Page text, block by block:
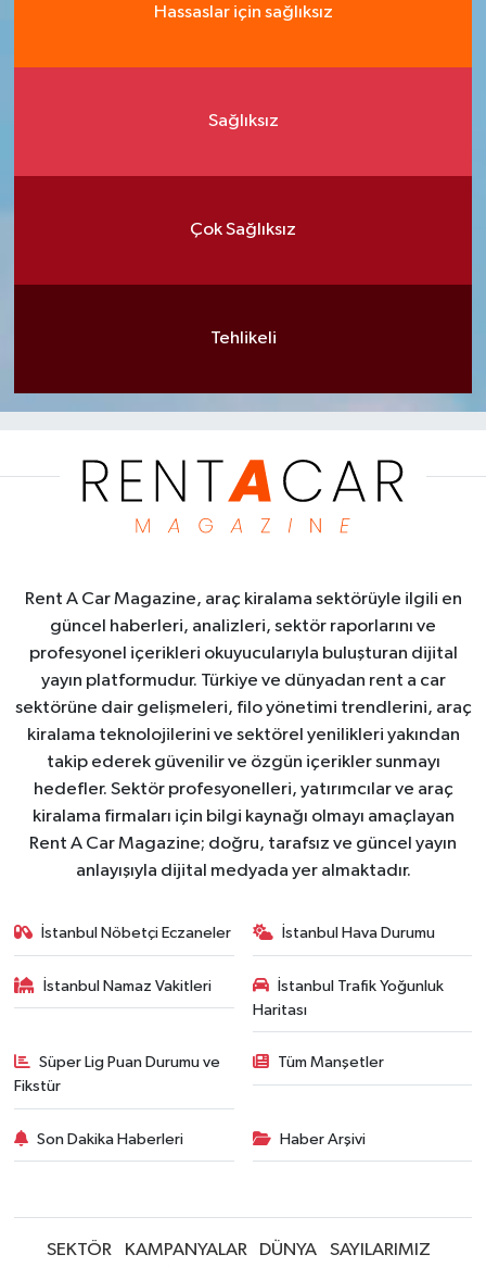
Hassaslar için sağlıksız
Sağlıksız
Çok Sağlıksız
Tehlikeli
Rent A Car Magazine, araç kiralama sektörüyle ilgili en
güncel haberleri, analizleri, sektör raporlarını ve
profesyonel içerikleri okuyucularıyla buluşturan dijital
yayın platformudur. Türkiye ve dünyadan rent a car
sektörüne dair gelişmeleri, filo yönetimi trendlerini, araç
kiralama teknolojilerini ve sektörel yenilikleri yakından
takip ederek güvenilir ve özgün içerikler sunmayı
hedefler. Sektör profesyonelleri, yatırımcılar ve araç
kiralama firmaları için bilgi kaynağı olmayı amaçlayan
Rent A Car Magazine; doğru, tarafsız ve güncel yayın
anlayışıyla dijital medyada yer almaktadır.
İstanbul Nöbetçi Eczaneler İstanbul Hava Durumu
İstanbul Namaz Vakitleri
İstanbul Trafik Yoğunluk
Haritası
Süper Lig Puan Durumu ve
Fikstür
Tüm Manşetler
Son Dakika Haberleri Haber Arşivi
SEKTÖR KAMPANYALAR DÜNYA SAYILARIMIZ